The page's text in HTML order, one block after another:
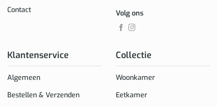
Contact
Klantenservice
Algemeen
Bestellen & Verzenden
Collectie
Woonkamer
Eetkamer
Volg ons